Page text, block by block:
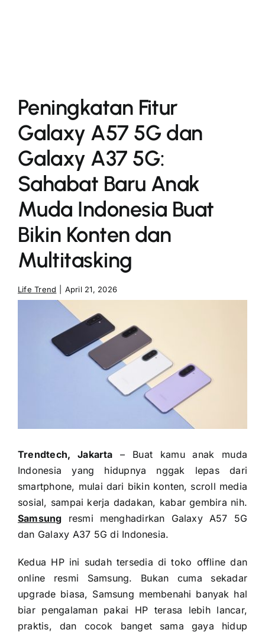
Peningkatan Fitur
Galaxy A57 5G dan
Galaxy A37 5G:
Sahabat Baru Anak
Muda Indonesia Buat
Bikin Konten dan
Multitasking
Life Trend April 21, 2026
Trendtech, Jakarta – Buat kamu anak muda
Indonesia yang hidupnya nggak lepas dari
smartphone, mulai dari bikin konten, scroll media
sosial, sampai kerja dadakan, kabar gembira nih.
Samsung resmi menghadirkan Galaxy A57 5G
dan Galaxy A37 5G di Indonesia.
Kedua HP ini sudah tersedia di toko offline dan
online resmi Samsung. Bukan cuma sekadar
upgrade biasa, Samsung membenahi banyak hal
biar pengalaman pakai HP terasa lebih lancar,
praktis, dan cocok banget sama gaya hidup